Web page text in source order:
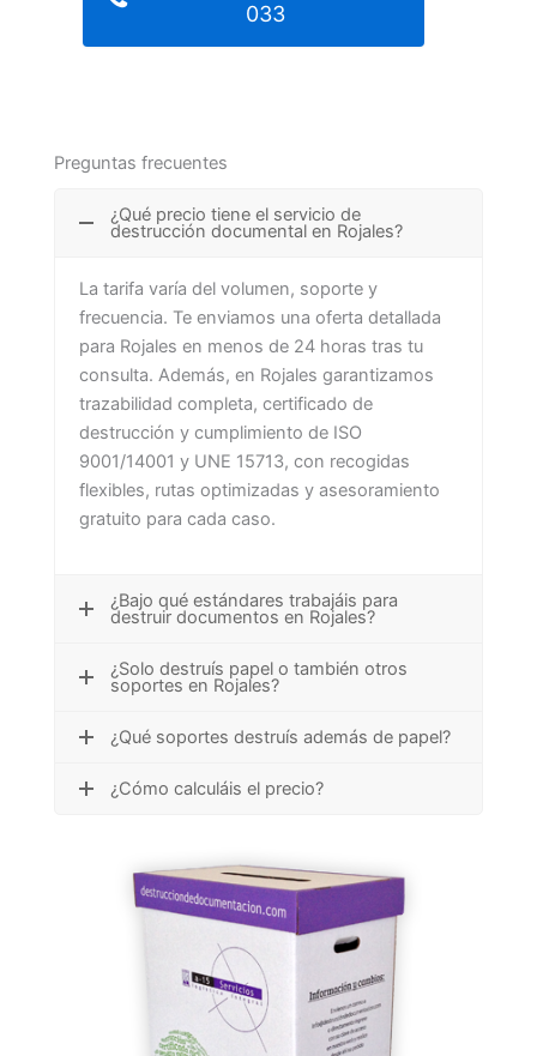
033
Preguntas frecuentes
¿Qué precio tiene el servicio de
destrucción documental en Rojales?
La tarifa varía del volumen, soporte y
frecuencia. Te enviamos una oferta detallada
para Rojales en menos de 24 horas tras tu
consulta. Además, en Rojales garantizamos
trazabilidad completa, certificado de
destrucción y cumplimiento de ISO
9001/14001 y UNE 15713, con recogidas
flexibles, rutas optimizadas y asesoramiento
gratuito para cada caso.
¿Bajo qué estándares trabajáis para
destruir documentos en Rojales?
¿Solo destruís papel o también otros
soportes en Rojales?
¿Qué soportes destruís además de papel?
¿Cómo calculáis el precio?